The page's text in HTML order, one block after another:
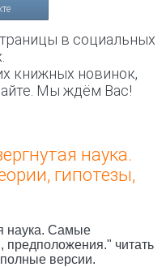
в социальных
книжных новинок,
Мы ждём Вас!
наука.
гипотезы,
наука. Самые
предположения." читать
версии.